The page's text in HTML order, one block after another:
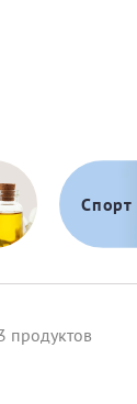
Спорт
продуктов